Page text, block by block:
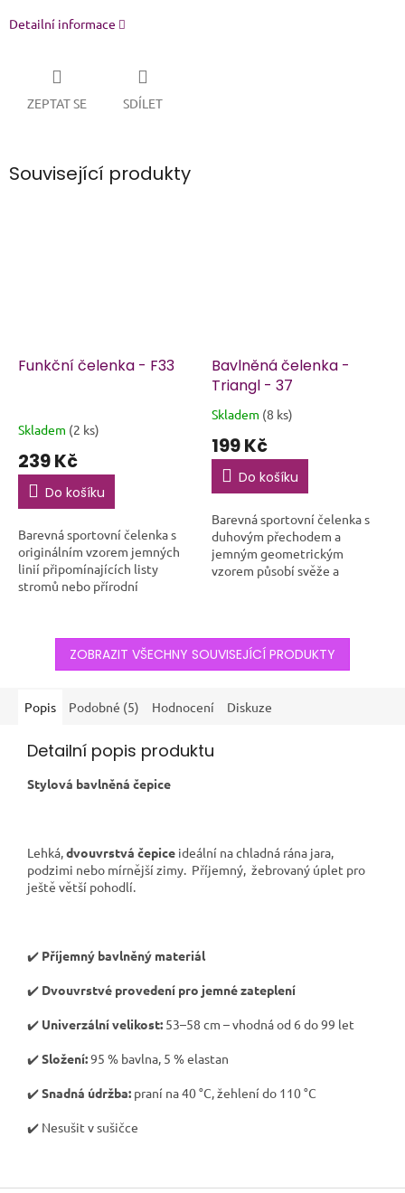
Detailní informace
ZEPTAT SE SDÍLET
Související produkty
Funkční čelenka - F33
Skladem (2 ks)
239 Kč
Do košíku
Barevná sportovní čelenka s
originálním vzorem jemných
linií připomínajících listy
stromů nebo přírodní
a modré...
Bavlněná čelenka -
Triangl - 37
Průměrné
hodnocení
produktu
5,0
5
hvězdiček.
Skladem (8 ks)
199 Kč
Do košíku
Barevná sportovní čelenka s
duhovým přechodem a
jemným geometrickým
vzorem působí svěže a
pohodlně...
ZOBRAZIT VŠECHNY SOUVISEJÍCÍ PRODUKTY
Popis Podobné (5) Hodnocení Diskuze
Detailní popis produktu
Stylová bavlněná čepice
Lehká,dvouvrstvá čepice ideální na chladná rána jara,
podzimi nebo mírnější zimy. Příjemný, žebrovaný úplet pro
ještě větší pohodlí.
✔️ Příjemný bavlněný materiál
✔️ Dvouvrstvé provedení pro jemné zateplení
✔️ Univerzální velikost: 53–58 cm – vhodná od 6 do 99 let
✔️Složení:95 % bavlna, 5 % elastan
✔️Snadná údržba: praní na 40 °C, žehlení do 110 °C
✔️ Nesušit v sušičce